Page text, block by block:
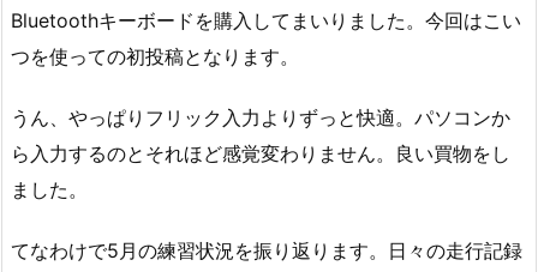
Bluetoothキーボードを購入してまいりました。今回はこい
つを使っての初投稿となります。
うん、やっぱりフリック入力よりずっと快適。パソコンか
ら入力するのとそれほど感覚変わりません。良い買物をし
ました。
てなわけで5月の練習状況を振り返ります。日々の走行記録